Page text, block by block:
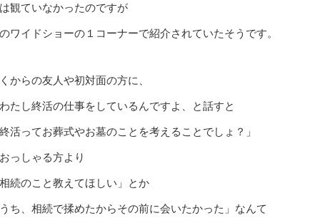
観ていなかったのですが
ワイドショーの１コーナーで紹介されていたそうです。
からの友人や初対面の方に、
たし終活の仕事をしているんですよ、と話すと
終活ってお葬式やお墓のことを考えることでしょ？」
っしゃる方より
相続のこと教えてほしい」とか
うち、相続で揉めたからその前に会いたかった」なんて